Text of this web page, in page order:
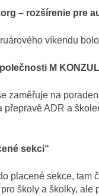
– rozšírenie pre
víkendu
M
zaměřuje na
ADR a
sekci“
placené sekce,
školy a školky,